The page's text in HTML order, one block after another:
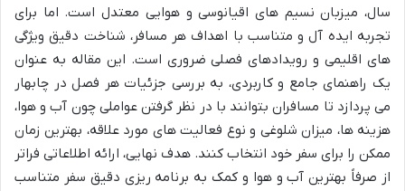
سال، میزبان نسیم های اقیانوسی و هوایی معتدل است. اما برای
تجربه ایده آل و متناسب با اهداف هر مسافر، شناخت دقیق ویژگی
های اقلیمی و رویدادهای فصلی ضروری است. این مقاله به عنوان
یک راهنمای جامع و کاربردی، به بررسی جزئیات هر فصل در چابهار
می پردازد تا مسافران بتوانند با در نظر گرفتن عواملی چون آب و هوا،
هزینه ها، میزان شلوغی و نوع فعالیت های مورد علاقه، بهترین زمان
ممکن را برای سفر خود انتخاب کنند. هدف نهایی، ارائه اطلاعاتی فراتر
از صرفاً بهترین آب و هوا و کمک به برنامه ریزی دقیق سفر متناسب